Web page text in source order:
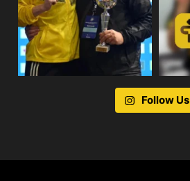
Follow Us